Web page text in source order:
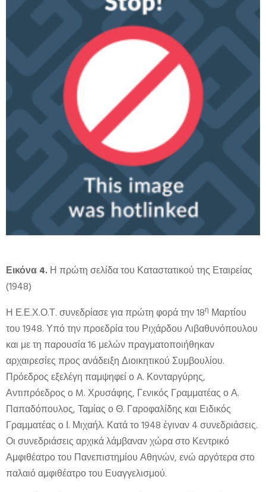
Εικόνα 4.Η πρώτη σελίδα του Καταστατικού της Εταιρείας
(1948)
Η Ε.Ε.Χ.Ο.Τ. συνεδρίασε για πρώτη φορά την 18η Μαρτίου
του 1948. Υπό την προεδρία του Ριχάρδου Λιβαθυνόπουλου
και με τη παρουσία 16 μελών πραγματοποιήθηκαν
αρχαιρεσίες προς ανάδειξη Διοικητικού Συμβουλίου.
Πρόεδρος εξελέγη παμψηφεί ο A. Κονταργύρης,
Αντιπρόεδρος ο M. Χρυσάφης, Γενικός Γραμματέας ο Α.
Παπαδόπουλος, Ταμίας ο Θ. Γαροφαλίδης και Ειδικός
Γραμματέας ο Ι. Μιχαήλ. Κατά το 1948 έγιναν 4 συνεδριάσεις.
Οι συνεδριάσεις αρχικά λάμβαναν χώρα στο Κεντρικό
Αμφιθέατρο του Πανεπιστημίου Αθηνών, ενώ αργότερα στο
παλαιό αμφιθέατρο του Ευαγγελισμού.